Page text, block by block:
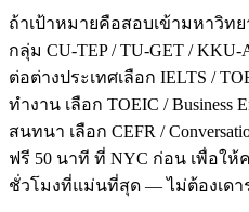
ถ้าเป้าหมายคือสอบเข้ามหาวิท
กลุ่ม CU-TEP / TU-GET / KKU-
ต่อต่างประเทศเลือก IELTS /
ทำงาน เลือก TOEIC / Business
สนทนา เลือก CEFR /
ฟรี 50 นาที ที่ NYC ก่อน เพื่อใ
ชั่วโมงที่แม่นที่สุด — ไม่ต้องเดา